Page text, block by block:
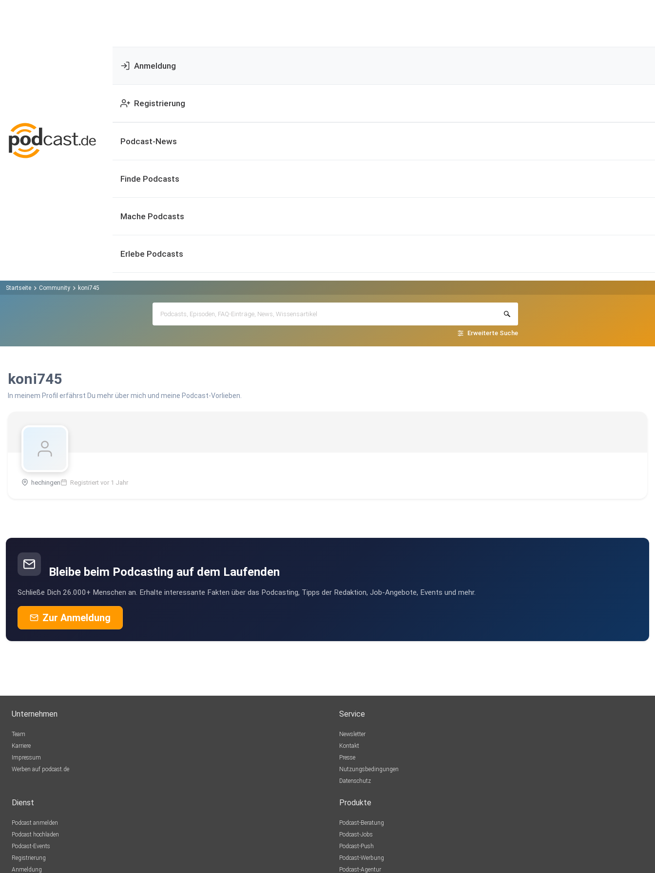
Anmeldung
Registrierung
Podcast-News
Finde Podcasts
Mache Podcasts
Erlebe Podcasts
Startseite Community koni745
Erweiterte Suche
koni745
In meinem Profil erfährst Du mehr über mich und meine Podcast-Vorlieben.
hechingen Registriert vor 1 Jahr
Bleibe beim Podcasting auf dem Laufenden
Schließe Dich 26.000+ Menschen an. Erhalte interessante Fakten über das Podcasting, Tipps der Redaktion, Job-Angebote, Events und mehr.
Zur Anmeldung
Unternehmen
Team
Karriere
Impressum
Werben auf podcast.de
Service
Newsletter
Kontakt
Presse
Nutzungsbedingungen
Datenschutz
Dienst
Podcast anmelden
Podcast hochladen
Podcast-Events
Registrierung
Anmeldung
Produkte
Podcast-Beratung
Podcast-Jobs
Podcast-Push
Podcast-Werbung
Podcast-Agentur